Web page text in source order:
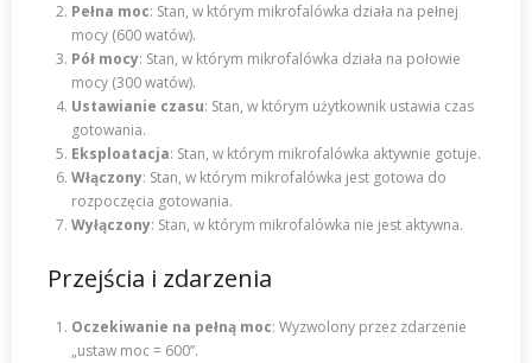
Pełna moc: Stan, w którym mikrofalówka działa na pełnej
mocy (600 watów).
Pół mocy: Stan, w którym mikrofalówka działa na połowie
mocy (300 watów).
Ustawianie czasu: Stan, w którym użytkownik ustawia czas
gotowania.
Eksploatacja: Stan, w którym mikrofalówka aktywnie gotuje.
Włączony: Stan, w którym mikrofalówka jest gotowa do
rozpoczęcia gotowania.
Wyłączony: Stan, w którym mikrofalówka nie jest aktywna.
Przejścia i zdarzenia
Oczekiwanie na pełną moc: Wyzwolony przez zdarzenie
„ustaw moc = 600”.